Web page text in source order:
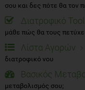
σου και δες πότε θα τον
Διατροφικό Tool
μάθε πώς θα τους
Λίστα Αγορών
διατροφικό νου
Βασικός
μεταβολισμός σου;